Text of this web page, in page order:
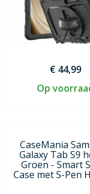
€ 44,99
Op
CaseMania
Galaxy Tab S9
Groen - Smart
Case met S-Pen